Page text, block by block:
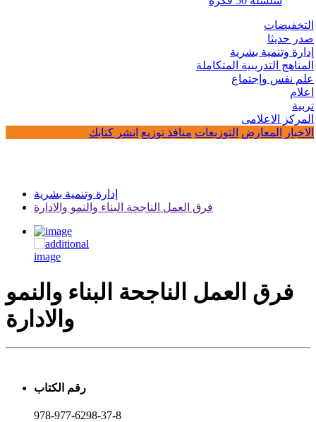
التخفيضات
صدر حديثا
إدارة وتنمية بشرية
المناهج التدريبية المتكاملة
علم نفس وإجتماع
اعلام
تربية
المركز الاعلامى
الاخبار
المعارض التوزيعات منافذ توزيع انشر كتابك
إدارة وتنمية بشرية
فرق العمل الناجحة البناء والنمو والادارة
فرق العمل الناجحة البناء والنمو
والادارة
رقم الكتاب
978-977-6298-37-8